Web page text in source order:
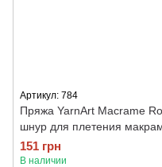
Артикул: 784
Пряжа YarnArt Macrame
шнур для плетения
151 грн
В наличии